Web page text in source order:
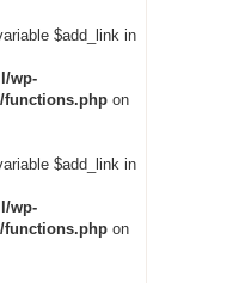
$add_link in
wp-
functions.phpon
$add_link in
wp-
functions.phpon